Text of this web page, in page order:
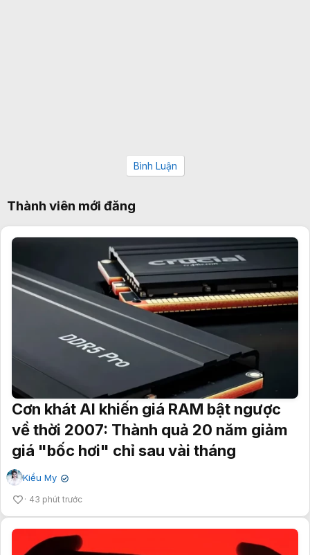
Bình Luận
Thành viên mới đăng
Cơn khát AI khiến giá RAM bật ngược
về thời 2007: Thành quả 20 năm giảm
giá "bốc hơi" chỉ sau vài tháng
Kiều My ✔
43 phút trước